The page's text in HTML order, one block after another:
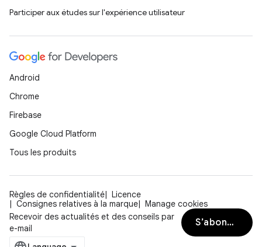
Participer aux études sur l'expérience utilisateur
Android
Chrome
Firebase
Google Cloud Platform
Tous les produits
Règles de confidentialité
Licence
Consignes relatives à la marque
Manage cookies
Recevoir des actualités et des conseils par
e-mail
S’abonner